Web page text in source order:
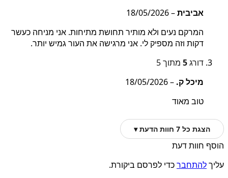
אביבית–
18/05/2026
המרקם נעים ולא מותיר תחושת מתיחות. אני מניחה כעשר
דקות וזה מספיק לי. אני מרגישה את העור גמיש יותר.
דורג5 מתוך 5
מיכל ק. –
18/05/2026
טוב מאוד
הצגת כל 7 חוות הדעת ▾
הוסף חוות דעת
עליךלהתחברכדי לפרסם ביקורת.